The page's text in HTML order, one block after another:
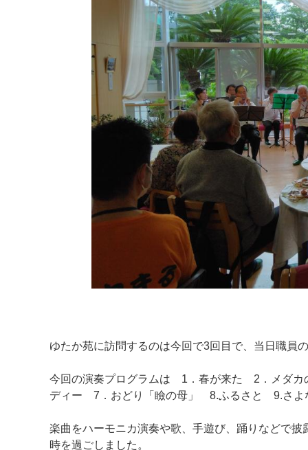
ゆたか苑に訪問するのは今回で3回目で、当日職員
今回の演奏プログラムは 1．春が来た 2．メダ
ディー 7．おどり「瞼の母」 8.ふるさと 9.さ
楽曲をハーモニカ演奏や歌、手遊び、踊りなどで
時を過ごしました。